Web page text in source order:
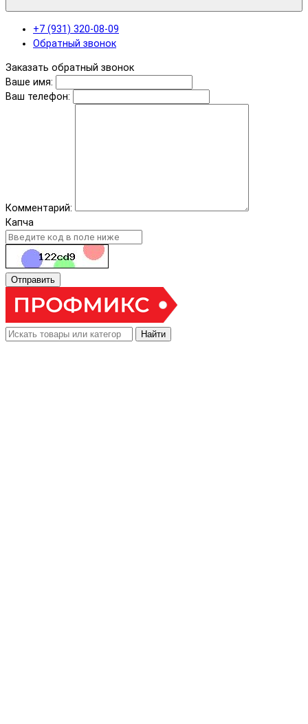
+7 (931) 320-08-09
Обратный звонок
Заказать обратный звонок
Ваше имя:
Ваш телефон:
Комментарий:
Капча
Отправить
Найти